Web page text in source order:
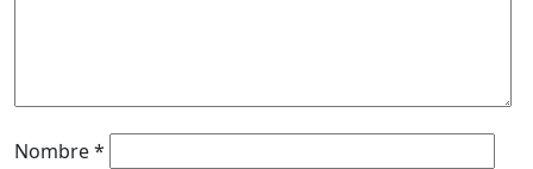
Nombre*